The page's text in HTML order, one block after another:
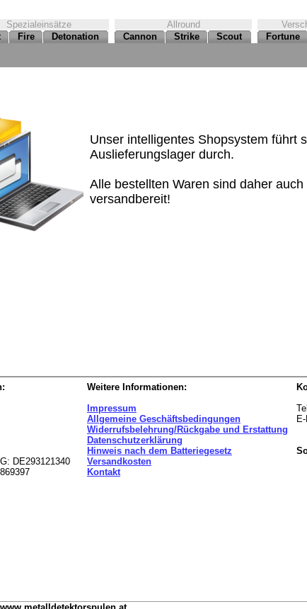
Spezialeinsätze Allround
Fire Detonation Cannon Strike Scout Fortune
Unser intelligentes Shopsystem führt
Auslieferungslager durch.
Alle bestellten Waren sind daher
versandbereit!
DE293121340
Weitere Informationen:
Impressum
Allgemeine Geschäftsbedingungen
Widerrufsbelehrung/Rückgabe und Erstattung
Datenschutzerklärung
Hinweis nach dem Batteriegesetz
Versandkosten
Kontakt